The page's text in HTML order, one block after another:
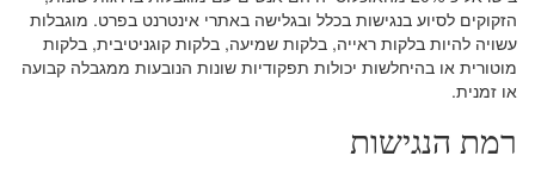
הזקוקים לסיוע בנגישות בכלל ובגלישה באתרי אינטרנט בפרט. מוגבלות
עשויה להיות בלקות ראייה, בלקות שמיעה, בלקות קוגניטיבית, בלקות
מוטורית או בהיחלשות יכולות תפקודיות שונות הנובעות ממגבלה קבועה
או זמנית.
רמת הנגישות